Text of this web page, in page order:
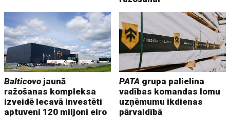
Balticovo jaunā
ražošanas kompleksa
izveidē Iecavā investēti
aptuveni 120 miljoni eiro
PATA grupa palielina
vadības komandas lomu
uzņēmumu ikdienas
pārvaldībā